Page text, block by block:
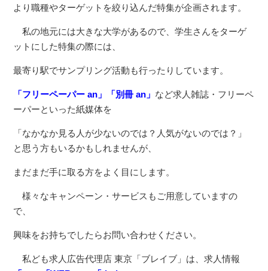
より職種やターゲットを絞り込んだ特集が企画されます。
私の地元には大きな大学があるので、学生さんをターゲ
ットにした特集の際には、
最寄り駅でサンプリング活動も行ったりしています。
「フリーペーパー an」「別冊 an」 など求人雑誌・フリーペ
ーパーといった紙媒体を
「なかなか見る人が少ないのでは？人気がないのでは？」
と思う方もいるかもしれませんが、
まだまだ手に取る方をよく目にします。
様々なキャンペーン・サービスもご用意していますの
で、
興味をお持ちでしたらお問い合わせください。
私ども求人広告代理店 東京「ブレイブ」は、求人情報